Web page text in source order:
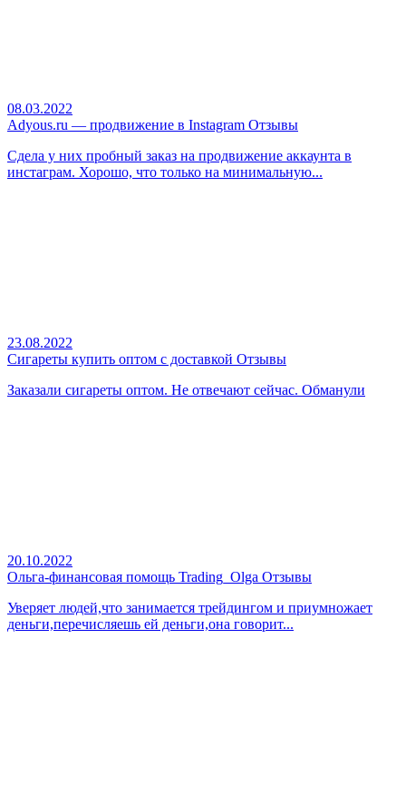
08.03.2022
Adyous.ru — продвижение в Instagram Отзывы
Сдела у них пробный заказ на продвижение аккаунта в
инстаграм. Хорошо, что только на минимальную...
23.08.2022
Сигареты купить оптом с доставкой Отзывы
Заказали сигареты оптом. Не отвечают сейчас. Обманули
20.10.2022
Ольга-финансовая помощь Trading_Olga Отзывы
Уверяет людей,что занимается трейдингом и приумножает
деньги,перечисляешь ей деньги,она говорит...